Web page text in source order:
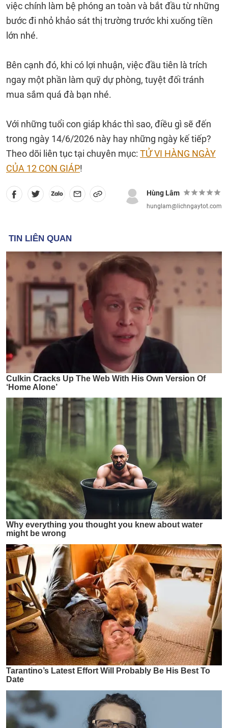
việc chính làm bệ phóng an toàn và bắt đầu từ những
bước đi nhỏ khảo sát thị trường trước khi xuống tiền
lớn nhé.
Bên cạnh đó, khi có lợi nhuận, việc đầu tiên là trích
ngay một phần làm quỹ dự phòng, tuyệt đối tránh
mua sắm quá đà bạn nhé.
Với những tuổi con giáp khác thì sao, điều gì sẽ đến
trong ngày 14/6/2026 này hay những ngày kế tiếp?
Theo dõi liên tục tại chuyên mục: TỬ VI HÀNG NGÀY
CỦA 12 CON GIÁP!
Hùng Lâm
hunglam@lichngaytot.com